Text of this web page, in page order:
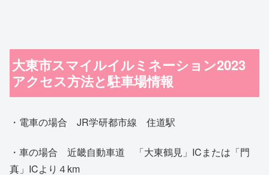
大東市スマイルイルミネーション2023
アクセス方法と駐車場情報
・電車の場合 JR学研都市線 住道駅
・車の場合 近畿自動車道 「大東鶴見」ICまたは「門
真」ICより４km